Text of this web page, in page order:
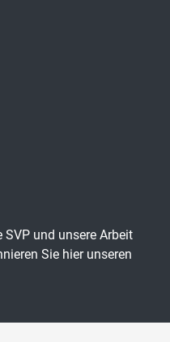
und unsere Arbeit
Sie hier unseren